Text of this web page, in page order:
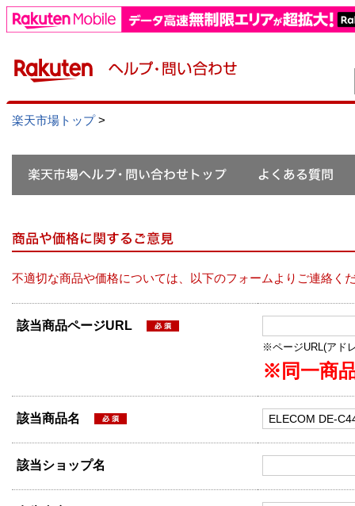
楽天市場トップ>
不適切な商品や価格については、以下のフォームよりご連絡く
該当商品ページURL
※ページURL(アド
※同一商
該当商品名
該当ショップ名